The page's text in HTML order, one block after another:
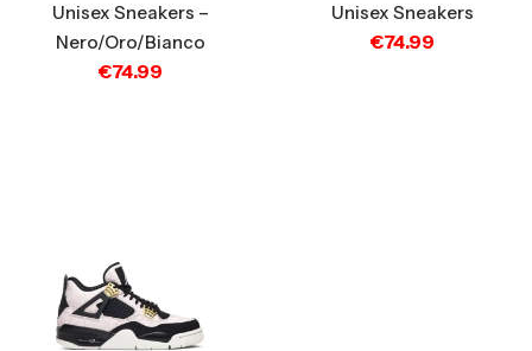
Unisex Sneakers –
Nero/Oro/Bianco
€74.99
Unisex Sneakers
€74.99